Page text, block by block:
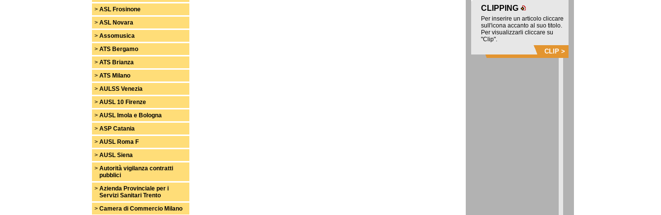
> ASL Frosinone
> ASL Novara
> Assomusica
> ATS Bergamo
> ATS Brianza
> ATS Milano
> AULSS Venezia
> AUSL 10 Firenze
> AUSL Imola e Bologna
> ASP Catania
> AUSL Roma F
> AUSL Siena
> Autorità vigilanza contratti
pubblici
> Azienda Provinciale per i
Servizi Sanitari Trento
> Camera di Commercio Milano
CLIPPING
Per inserire un articolo cliccare
sull'icona accanto al suo titolo.
Per visualizzarli cliccare su
"Clip".
CLIP >